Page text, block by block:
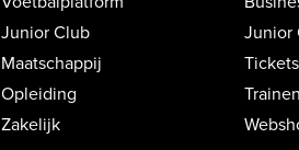
Junior Club
Maatschappij
Opleiding
Zakelijk
Junior